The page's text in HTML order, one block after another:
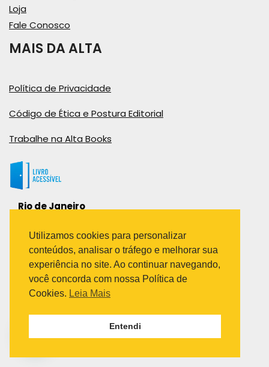
Loja
Fale Conosco
MAIS DA ALTA
Política de Privacidade
Código de Ética e Postura Editorial
Trabalhe na Alta Books
Rio de Janeiro
Bairro Industrial do Jacaré
Rio de Janeiro – RJ – CEP: 20970-031
Telefone:
(21) 3278-8069
(21) 3995-7512
Avenida Paulista 1636 / sala 1407
Utilizamos cookies para personalizar
conteúdos, analisar o tráfego e melhorar sua
experiência no site. Ao continuar navegando,
você concorda com nossa Política de
Cookies. Leia Mais
Entendi